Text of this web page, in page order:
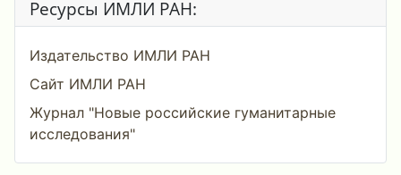
Ресурсы ИМЛИ РАН:
Издательство ИМЛИ РАН
Сайт ИМЛИ РАН
Журнал "Новые российские гуманитарные
исследования"